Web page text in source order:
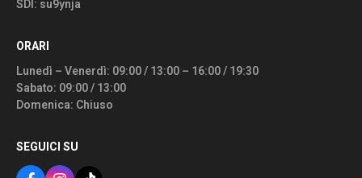
SDI: su9ynja
ORARI
Lunedì – Venerdì: 09:00 / 13:00 – 16:00 / 19:30
Sabato: 09:00 / 13:00
Domenica: Chiuso
SEGUICI SU